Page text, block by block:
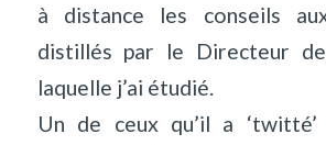
à distance les conseils
distillés par le Directeur de
laquelle j’ai étudié.
Un de ceux qu’il a